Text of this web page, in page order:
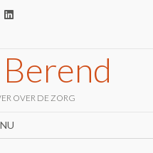
OVER DE ZORG